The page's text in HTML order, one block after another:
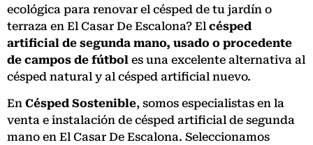
ecológica para renovar el césped de tu jardín o
terraza en El Casar De Escalona? El césped
artificial de segunda mano, usado o procedente
de campos de fútbol es una excelente alternativa al
césped natural y al césped artificial nuevo.
En Césped Sostenible, somos especialistas en la
venta e instalación de césped artificial de segunda
mano en El Casar De Escalona. Seleccionamos